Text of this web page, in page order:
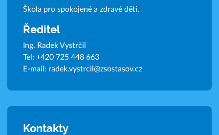
Škola pro spokojené a zdravé děti.
Ředitel
Ing. Radek Vystrčil
Tel: +420 725 448 663
E-mail: radek.vystrcil@zsostasov.cz
Kontakty